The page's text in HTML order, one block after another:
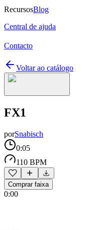
RecursosBlog
Central de ajuda
Contacto
Voltar ao catálogo
FX1
porSnabisch
0:05
110 BPM
Comprar faixa
0:00